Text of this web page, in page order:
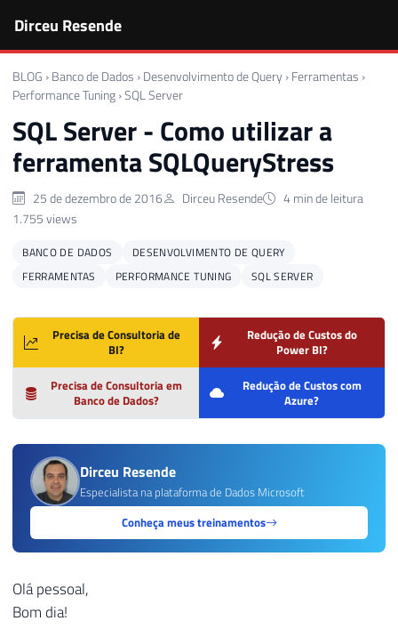
Dirceu Resende
BLOG › Banco de Dados › Desenvolvimento de Query › Ferramentas ›
Performance Tuning ›SQL Server
SQL Server - Como utilizar a
ferramenta SQLQueryStress
25 de dezembro de 2016 Dirceu Resende
4 min de leitura
1.755 views
BANCO DE DADOS
DESENVOLVIMENTO DE QUERY
FERRAMENTAS
PERFORMANCE TUNING SQL SERVER
Precisa de Consultoria de
BI?
Redução de Custos do
Power BI?
Precisa de Consultoria em
Banco de Dados?
Redução de Custos com
Azure?
Dirceu Resende
Especialista na plataforma de Dados Microsoft
Conheça meus treinamentos
Olá pessoal,
Bom dia!